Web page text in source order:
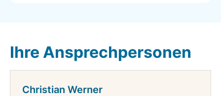
Ihre Ansprechpersonen
Christian Werner